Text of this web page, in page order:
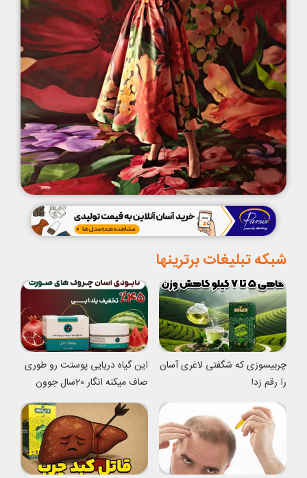
شبکه تبلیغات برترینها
چربیسوزی که شگفتی لاغری آسان
را رقم زد!
این گیاه دریایی پوستت رو طوری
صاف میکنه انگار 20سال جوون
شدی